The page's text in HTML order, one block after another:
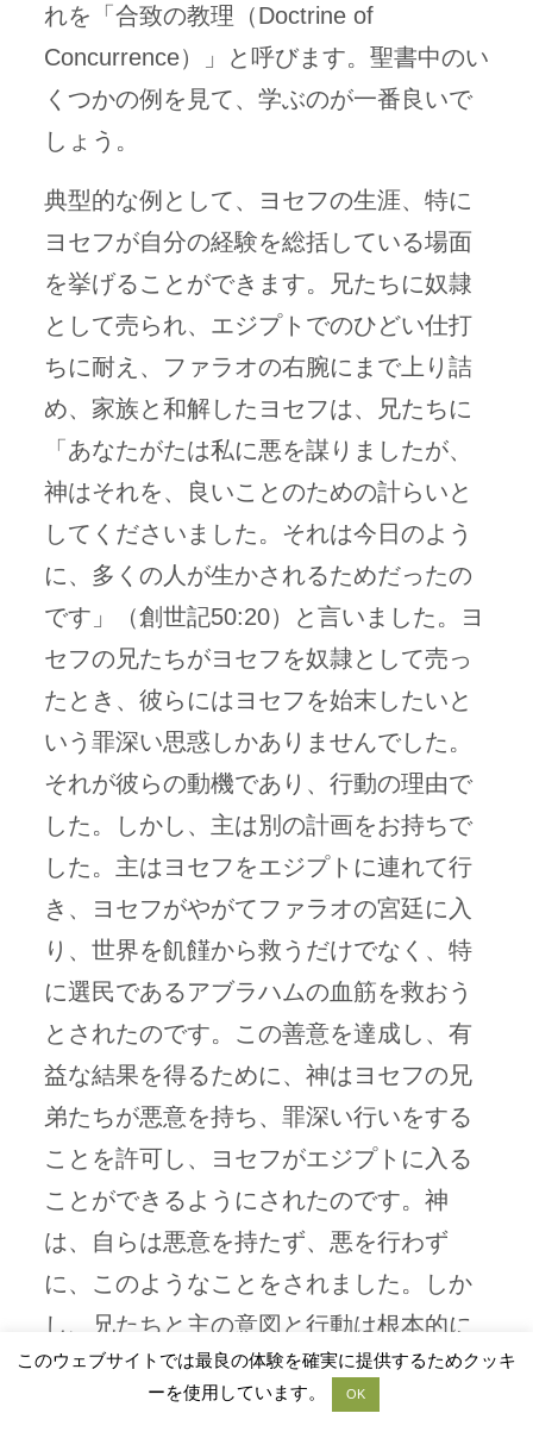
れを「合致の教理（Doctrine of
Concurrence）」と呼びます。聖書中のい
くつかの例を見て、学ぶのが一番良いで
しょう。
典型的な例として、ヨセフの生涯、特に
ヨセフが自分の経験を総括している場面
を挙げることができます。兄たちに奴隷
として売られ、エジプトでのひどい仕打
ちに耐え、ファラオの右腕にまで上り詰
め、家族と和解したヨセフは、兄たちに
「あなたがたは私に悪を謀りましたが、
神はそれを、良いことのための計らいと
してくださいました。それは今日のよう
に、多くの人が生かされるためだったの
です」（創世記50:20）と言いました。ヨ
セフの兄たちがヨセフを奴隷として売っ
たとき、彼らにはヨセフを始末したいと
いう罪深い思惑しかありませんでした。
それが彼らの動機であり、行動の理由で
した。しかし、主は別の計画をお持ちで
した。主はヨセフをエジプトに連れて行
き、ヨセフがやがてファラオの宮廷に入
り、世界を飢饉から救うだけでなく、特
に選民であるアブラハムの血筋を救おう
とされたのです。この善意を達成し、有
益な結果を得るために、神はヨセフの兄
弟たちが悪意を持ち、罪深い行いをする
ことを許可し、ヨセフがエジプトに入る
ことができるようにされたのです。神
は、自らは悪意を持たず、悪を行わず
に、このようなことをされました。しか
し、兄たちと主の意図と行動は根本的に
異なりながらも、ヨセフがエジプトに送
られるように合致したの です。
このウェブサイトでは最良の体験を確実に提供するためクッキ
ーを使用しています。
OK